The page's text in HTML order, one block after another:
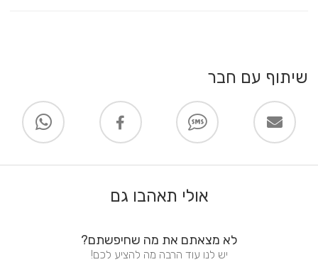
שיתוף עם חבר
אולי תאהבו גם
לא מצאתם את מה שחיפשתם?
יש לנו עוד הרבה מה להציע לכם!